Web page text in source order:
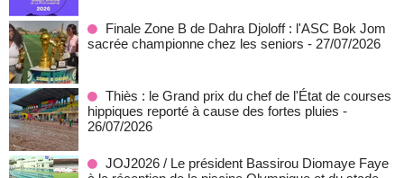
Finale Zone B de Dahra Djoloff : l'ASC Bok Jom
sacrée championne chez les seniors - 27/07/2026
Thiès : le Grand prix du chef de l'État de courses
hippiques reporté à cause des fortes pluies -
26/07/2026
JOJ2026 / Le président Bassirou Diomaye Faye